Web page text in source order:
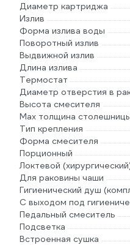
Диаметр картриджа
Излив
Форма излива воды
Поворотный излив
Выдвижной излив
Длина излива
Термостат
Диаметр отверстия в
Высота смесителя
Мах толщина
Тип крепления
Форма смесителя
Порционный
Локтевой
Для раковины чаши
Гигиенический душ
С выходом под
Педальный смеситель
Подсветка
Встроенная сушка